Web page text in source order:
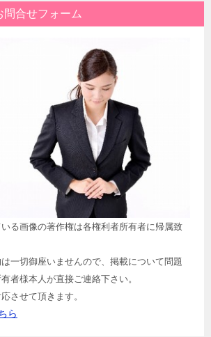
問合せフォーム
る画像の著作権は各権利者所有者に帰属致
一切御座いませんので、掲載について問題
者様本人が直接ご連絡下さい。
させて頂きます。
ら